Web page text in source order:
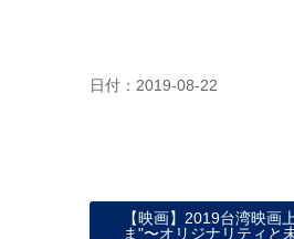
日付：2019-08-22
【映画】2019台湾映画
ま"〜オリジナリティと